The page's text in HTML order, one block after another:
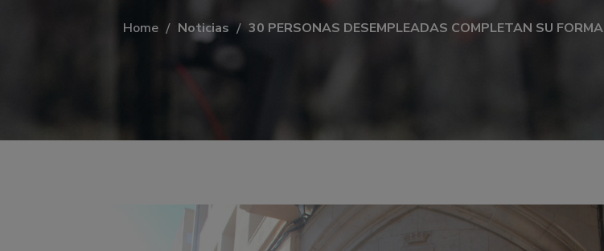
Home Noticias 30 PERSONAS DESEMPLEADAS COMPLETAN SU